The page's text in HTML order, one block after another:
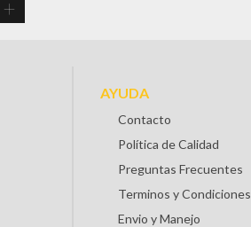
AYUDA
Contacto
Política de Calidad
Preguntas Frecuentes
Terminos y Condiciones
Envio y Manejo